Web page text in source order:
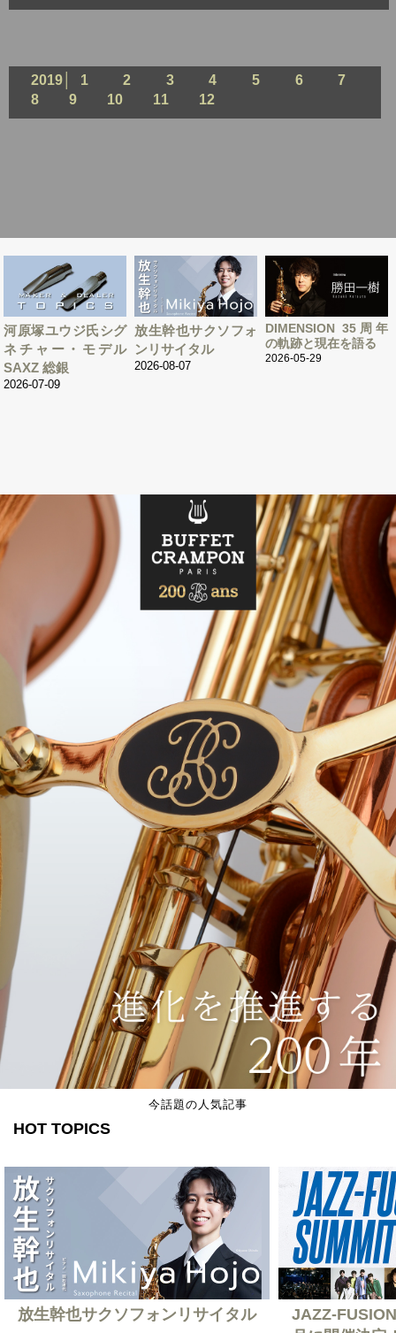
2019│ 1 2 3 4 5 6
7
8
9 10 11 12
河原塚ユウジ氏シグ
ネチャー・モデル
SAXZ 総銀
2026-07-09
放生幹也サクソフォ
ンリサイタル
2026-08-07
DIMENSION 35周年
の軌跡と現在を語る
2026-05-29
今話題の人気記事
HOT TOPICS
放生幹也サクソフォンリサイタル
JAZZ-